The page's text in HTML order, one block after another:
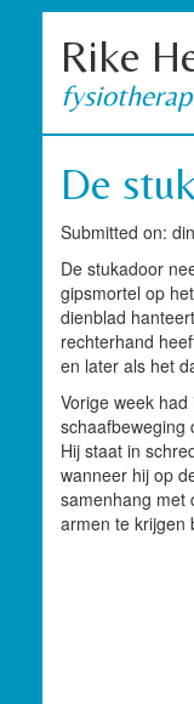
Rike
De
Submitted on:
De stukadoor
gipsmortel op
dienblad
rechterhand
en later als het
Vorige week
schaafbeweging
Hij staat in
wanneer hij op
samenhang met
armen te krijgen